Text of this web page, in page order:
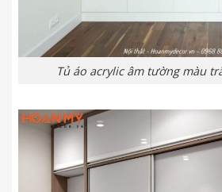
Tủ áo acrylic âm tường màu